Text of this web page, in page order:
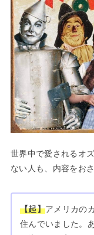
世界中で愛されるオ
ない人も、内容をお
【起】アメリカの
住んでいました。